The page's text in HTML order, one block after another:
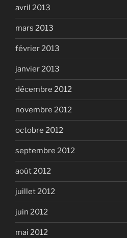
avril 2013
mars 2013
février 2013
janvier 2013
décembre 2012
novembre 2012
octobre 2012
septembre 2012
août 2012
juillet 2012
juin 2012
mai 2012